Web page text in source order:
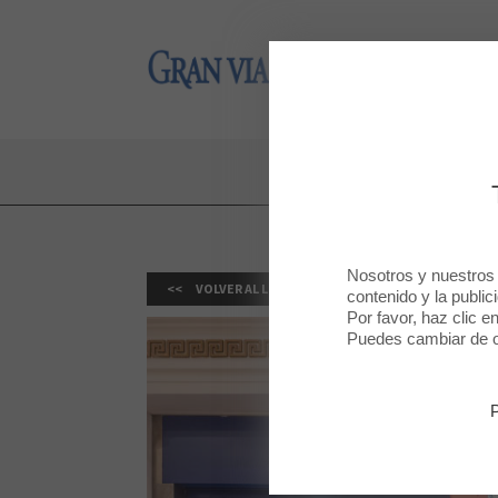
Gran Via 2
VOLVER AL LISTADO
Nosotros y
contenido y la
Por favor, haz clic
Puedes cambiar de